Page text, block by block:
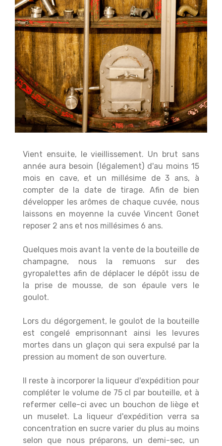
Vient ensuite, le vieillissement. Un brut sans
année aura besoin (légalement) d'au moins 15
mois en cave, et un millésime de 3 ans, à
compter de la date de tirage. Afin de bien
développer les arômes de chaque cuvée, nous
laissons en moyenne la cuvée Vincent Gonet
reposer 2 ans et nos millésimes 6 ans.
Quelques mois avant la vente de la bouteille de
champagne, nous la remuons sur des
gyropalettes afin de déplacer le dépôt issu de
la prise de mousse, de son épaule vers le
goulot.
Lors du dégorgement, le goulot de la bouteille
est congelé emprisonnant ainsi les levures
mortes dans un glaçon qui sera expulsé par la
pression au moment de son ouverture.
Il reste à incorporer la liqueur d'expédition pour
compléter le volume de 75 cl par bouteille, et à
refermer celle-ci avec un bouchon de liège et
un muselet. La liqueur d'expédition verra sa
concentration en sucre varier du plus au moins
selon que nous préparons, un demi-sec, un